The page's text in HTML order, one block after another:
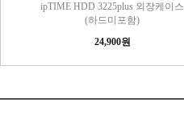
ipTIME HDD 3225plus 외장케이스
(하드미포함)
24,900원